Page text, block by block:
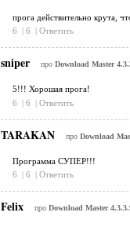
прога действительно крута,
6
| 6 | Ответить
sniper про Download Master
5!!! Хорошая прога!
6
| 6 | Ответить
TARAKAN про Download
Программа СУПЕР!!!
6
| 6 | Ответить
Felix про Download Master